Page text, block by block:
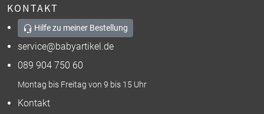
KONTAKT
Hilfe zu meiner Bestellung
service@babyartikel.de
089 904 750 60
Montag bis Freitag von 9 bis 15 Uhr
Kontakt